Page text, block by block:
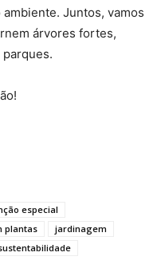
Juntos, vamos
árvores fortes,
especial
plantas
jardinagem